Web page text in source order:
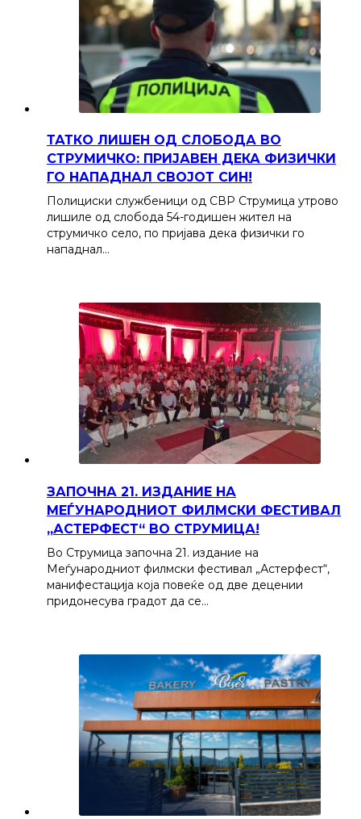
ТАТКО ЛИШЕН ОД СЛОБОДА ВО
СТРУМИЧКО: ПРИЈАВЕН ДЕКА ФИЗИЧКИ
ГО НАПАДНАЛ СВОЈОТ СИН!
Полициски службеници од СВР Струмица утрово
лишиле од слобода 54-годишен жител на
струмичко село, по пријава дека физички го
нападнал…
ЗАПОЧНА 21. ИЗДАНИЕ НА
МЕЃУНАРОДНИОТ ФИЛМСКИ ФЕСТИВАЛ
„АСТЕРФЕСТ“ ВО СТРУМИЦА!
Во Струмица започна 21. издание на
Меѓународниот филмски фестивал „Астерфест“,
манифестација која повеќе од две децении
придонесува градот да се…